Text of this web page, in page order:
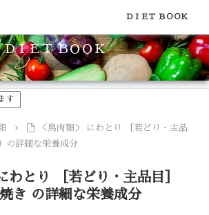
質などの栄養素がわかる！健康やダイエットに
ＤＩＥＴ ＢＯＯＫ
す
＜鳥肉類＞ にわとり ［若どり・主品
の詳細な栄養成分
わとり ［若どり・主品目］
き の詳細な栄養成分
ＤＩＥＴ ＢＯＯＫ